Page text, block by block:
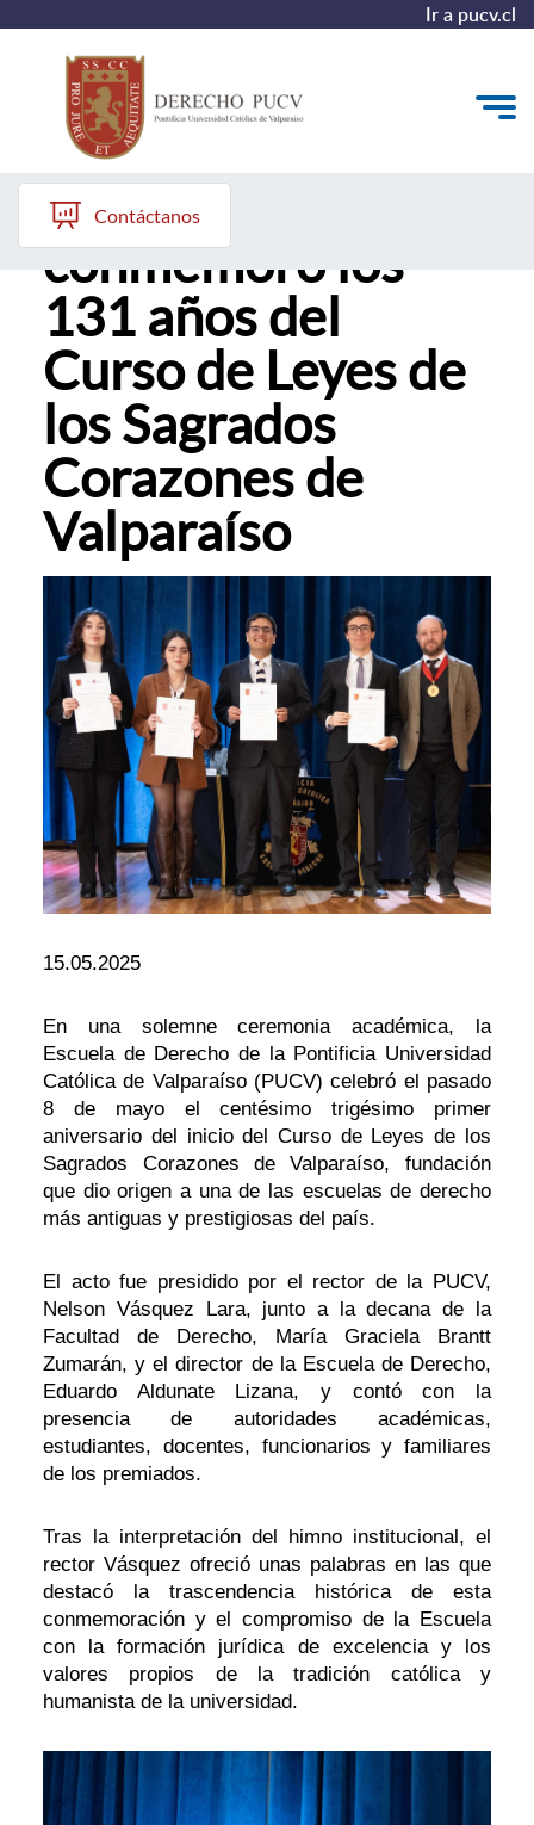
Ir a pucv.cl
Quiénes somos
Estudiantes y Admisión
Postgrados y Formación Continua
Investigación y Biblioteca
Vinculación con el Medio y Alumni
Contáctanos
Derecho PUCV
conmemoró los
131 años del
Curso de Leyes de
los Sagrados
Corazones de
Valparaíso
15.05.2025
En una solemne ceremonia académica, la
Escuela de Derecho de la Pontificia Universidad
Católica de Valparaíso (PUCV) celebró el pasado
8 de mayo el centésimo trigésimo primer
aniversario del inicio del Curso de Leyes de los
Sagrados Corazones de Valparaíso, fundación
que dio origen a una de las escuelas de derecho
más antiguas y prestigiosas del país.
El acto fue presidido por el rector de la PUCV,
Nelson Vásquez Lara, junto a la decana de la
Facultad de Derecho, María Graciela Brantt
Zumarán, y el director de la Escuela de Derecho,
Eduardo Aldunate Lizana, y contó con la
presencia de autoridades académicas,
estudiantes, docentes, funcionarios y familiares
de los premiados.
Tras la interpretación del himno institucional, el
rector Vásquez ofreció unas palabras en las que
destacó la trascendencia histórica de esta
conmemoración y el compromiso de la Escuela
con la formación jurídica de excelencia y los
valores propios de la tradición católica y
humanista de la universidad.